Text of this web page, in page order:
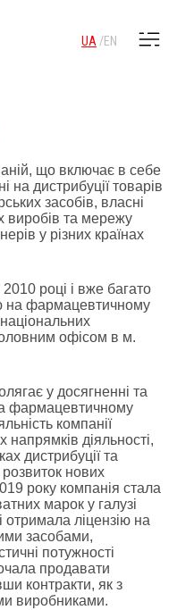
UA EN
що включає в себе
на дистрибуції товарів
засобів, власні
виробів та мережу
у різних країнах
році і вже багато
на фармацевтичному
офісом в м.
у досягненні та
фармацевтичному
компанії
діяльності,
дистрибуції та
розвиток нових
року компанія стала
марок у галузі
отримала ліцензію на
засобами,
потужності
продавати
контракти, як з
виробниками.